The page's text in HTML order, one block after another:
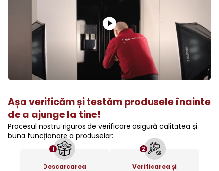
Așa verificăm și testăm produsele înainte
de a ajunge la tine!
Procesul nostru riguros de verificare asigură calitatea și
buna funcționare a produselor:
1
Descarcarea
2
Verificarea și